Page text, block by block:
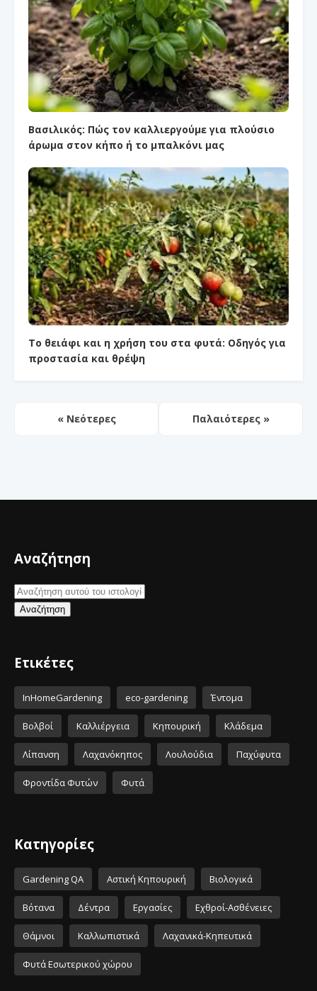
Βασιλικός: Πώς τον καλλιεργούμε για πλούσιο
άρωμα στον κήπο ή το μπαλκόνι μας
Το θειάφι και η χρήση του στα φυτά: Οδηγός για
προστασία και θρέψη
« Νεότερες Παλαιότερες »
Αναζήτηση
Ετικέτες
InHomeGardening eco-gardening Έντομα
Βολβοί Καλλιέργεια Κηπουρική Κλάδεμα
Λίπανση Λαχανόκηπος Λουλούδια Παχύφυτα
Φροντίδα Φυτών Φυτά
Κατηγορίες
Gardening QA Αστική Κηπουρική Βιολογικά
Βότανα Δέντρα Εργασίες Εχθροί-Ασθένειες
Θάμνοι Καλλωπιστικά Λαχανικά-Κηπευτικά
Φυτά Εσωτερικού χώρου